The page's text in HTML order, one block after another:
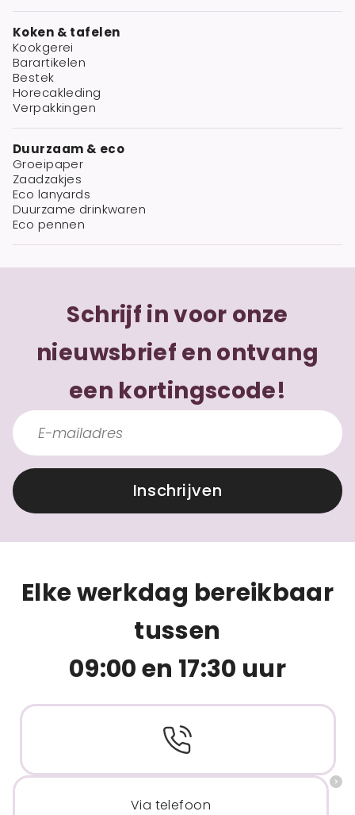
Koken & tafelen
Kookgerei
Barartikelen
Bestek
Horecakleding
Verpakkingen
Duurzaam & eco
Groeipaper
Zaadzakjes
Eco lanyards
Duurzame drinkwaren
Eco pennen
Schrijf in voor onze
nieuwsbrief en ontvang
een kortingscode!
Inschrijven
Elke werkdag bereikbaar
tussen
09:00 en 17:30 uur
Via telefoon